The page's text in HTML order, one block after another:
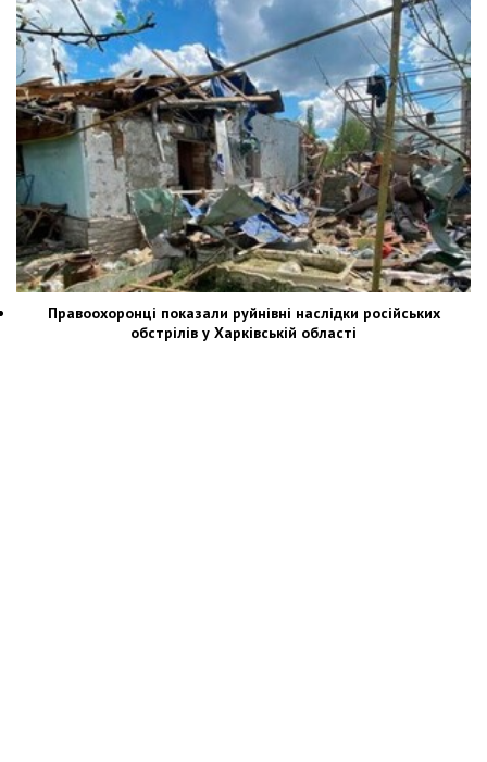
Правоохоронці показали руйнівні наслідки російських
обстрілів у Харківській області